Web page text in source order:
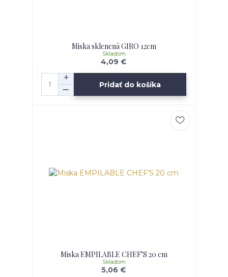
Miska sklenená GIRO 12cm
4,09 €
Skladom
Pridať do košíka
Miska EMPILABLE CHEF’S 20 cm
5,06 €
Skladom